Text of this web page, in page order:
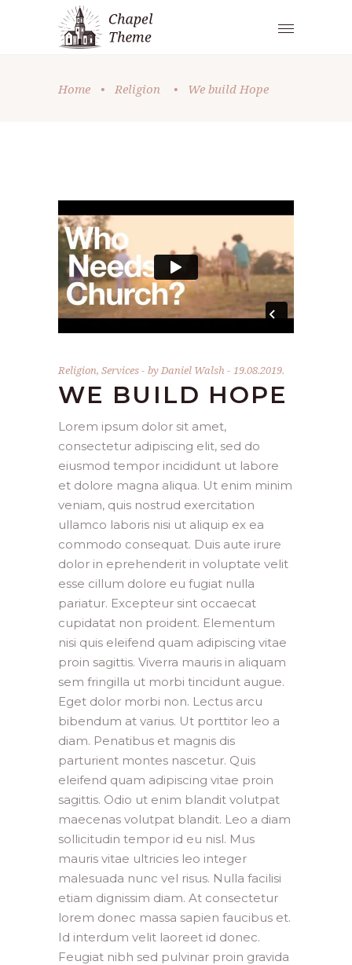
Home • Religion • We build Hope
Religion, Services byDaniel Walsh 19.08.2019.
WE BUILD HOPE
Lorem ipsum dolor sit amet,
consectetur adipiscing elit, sed do
eiusmod tempor incididunt ut labore
et dolore magna aliqua. Ut enim minim
veniam, quis nostrud exercitation
ullamco laboris nisi ut aliquip ex ea
commodo consequat. Duis aute irure
dolor in eprehenderit in voluptate velit
esse cillum dolore eu fugiat nulla
pariatur. Excepteur sint occaecat
cupidatat non proident. Elementum
nisi quis eleifend quam adipiscing vitae
proin sagittis. Viverra mauris in aliquam
sem fringilla ut morbi tincidunt augue.
Eget dolor morbi non. Lectus arcu
bibendum at varius. Ut porttitor leo a
diam. Penatibus et magnis dis
parturient montes nascetur. Quis
eleifend quam adipiscing vitae proin
sagittis. Odio ut enim blandit volutpat
maecenas volutpat blandit. Leo a diam
sollicitudin tempor id eu nisl. Mus
mauris vitae ultricies leo integer
malesuada nunc vel risus. Nulla facilisi
etiam dignissim diam. At consectetur
lorem donec massa sapien faucibus et.
Id interdum velit laoreet id donec.
Feugiat nibh sed pulvinar proin gravida